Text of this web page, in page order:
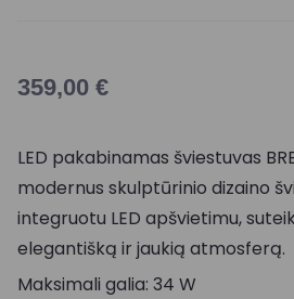
359,00 €
LED pakabinamas šviestuvas
modernus skulptūrinio dizaino
integruotu LED apšvietimu,
elegantišką ir jaukią atmosferą.
Maksimali galia: 34 W